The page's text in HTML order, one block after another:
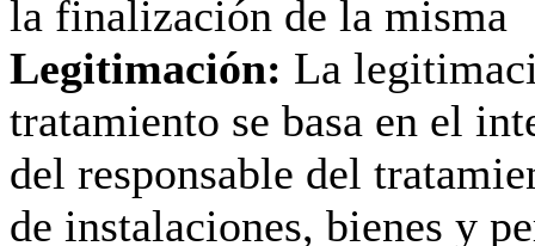
la finalización de la misma
Legitimación: La
tratamiento se basa en el
del responsable del
de instalaciones, bienes y